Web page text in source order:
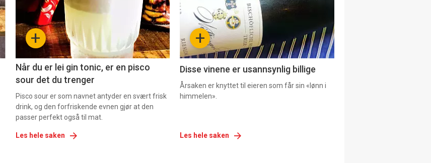
nå
-
+
Når du er lei gin tonic, er en pisco
sour det du trenger
Pisco sour er som navnet antyder en svært frisk
drink, og den forfriskende evnen gjør at den
passer perfekt også til mat.
Les hele saken
nå
3 +
Disse vinene er usannsynlig billige
Årsaken er knyttet til eieren som får sin «lønn i
himmelen».
Les hele saken